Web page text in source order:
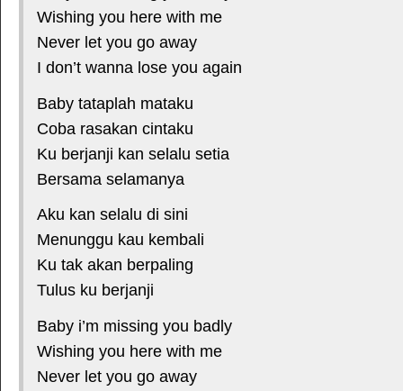
Wishing you here with me
Never let you go away
I don’t wanna lose you again
Baby tataplah mataku
Coba rasakan cintaku
Ku berjanji kan selalu setia
Bersama selamanya
Aku kan selalu di sini
Menunggu kau kembali
Ku tak akan berpaling
Tulus ku berjanji
Baby i’m missing you badly
Wishing you here with me
Never let you go away